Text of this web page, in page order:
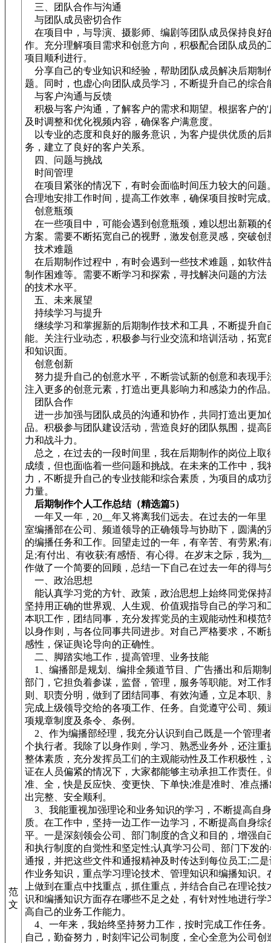
范
文
三、团队合作与沟通
与团队成员密切合作
在项目中，与导演、摄影师、编剧等团队成员保持良好
作。充分理解项目需求和创意方向，积极配合团队成员的
项目顺利进行。
分享自己的专业知识和经验，帮助团队成员解决后期制
题。同时，也虚心向团队成员学习，不断提升自己的综合
与客户沟通与反馈
积极与客户沟通，了解客户的需求和期望。根据客户的'
及时调整和优化视频内容，确保客户满意度。
以专业的态度和良好的服务意识，为客户提供优质的后
务，建立了良好的客户关系。
四、问题与挑战
时间管理
在项目紧张的情况下，有时会面临时间压力较大的问题
合理地安排工作时间，提高工作效率，确保项目按时完成
创意瓶颈
在一些项目中，可能会遇到创意瓶颈，难以想出新颖的
方案。需要不断拓宽自己的视野，激发创意灵感，突破创
技术难题
在后期制作过程中，有时会遇到一些技术难题，如软件
制作困难等。需要不断学习和探索，寻找解决问题的方法
的技术水平。
五、未来展望
持续学习与提升
继续学习和掌握新的后期制作技术和工具，不断提升自
能。关注行业动态，积极参与行业交流和培训活动，拓宽
和知识面。
创意创新
努力提升自己的创意水平，不断尝试新的创意和表现手
注入更多的创意元素，打造出更具影响力和感染力的作品
团队合作
进一步加强与团队成员的沟通和协作，共同打造出更加
品。积极参与团队建设活动，营造良好的团队氛围，提高
力和战斗力。
总之，在过去的一段时间里，我在后期制作的岗位上取
成绩，但也面临着一些问题和挑战。在未来的工作中，我
力，不断提升自己的专业技能和综合素质，为项目的成功
力量。
后期制作个人工作总结（精选篇5）
一年又一年，20__年又将离我们远去。在过去的一年里
室编播部在公司、频道领导的正确领导与协助下，圆满的
的编播任务和工作。回望走过的一年，有辛苦、有劳累;
足;有付出、有收获;有感悟、有心得。在岁末之际，我为
作做了一个简要的回顾，总结一下自己在过去一年的得与
一、政治思想
能认真学习党的方针、政策，政治思想上始终同党保持
坚持用正确的世界观、人生观、价值观指导自己的学习和
本职工作，团结同事，充分发挥党员的主观能动性和模范
以身作则，与各位同事共同进步。对自己严格要求，不断
感性，保证舆论导向的正确性。
二、脚踏实地工作，提高管理、业务技能
1、编播部是规划、编排全频道节目、广告播出和后期
部门，它担负着参谋，监督，管理，服务等职能。对工作
则、职责分明，做到了团结同事、有效沟通，立足本职、
完成上级领导交给的各项工作、任务。自觉遵守公司、频
项规章制度及条令、条例。
2、作为编播部经理，我充分认识到自己既是一个管理
个执行者。我除了以身作则，学习、熟悉业务外，还注重
整体素质，充分发挥员工们的主观能动性及工作积极性，
证在人员偏紧的情况下，大家都能够主动承担工作责任。
准、全，快是反应快、变更快、下单快;准是准时、准点
出完整、安全顺利。
3、我能重视加强理论和业务知识的学习，不断提高自
质。在工作中，坚持一边工作一边学习，不断提高自身综
平。一是深刻领会公司、部门制度的含义和目的，增强自
和执行制度的自觉性和坚定性;认真学习公司、部门下发
通报，并把这些文件和通报精神及时传达到每位员工;二
作业务知识，重点学习理论技术、管理知识和编播知识。
上做到在重点中找重点，抓住重点，并结合自己在理论技
识和编播知识方面存在哪些不足之处，有针对性地进行学
高自己的业务工作能力。
4、一年来，我始终坚持努力工作，按时完成工作任务
自己，勤奋努力，时刻牢记公司制度，全心全意为公司创